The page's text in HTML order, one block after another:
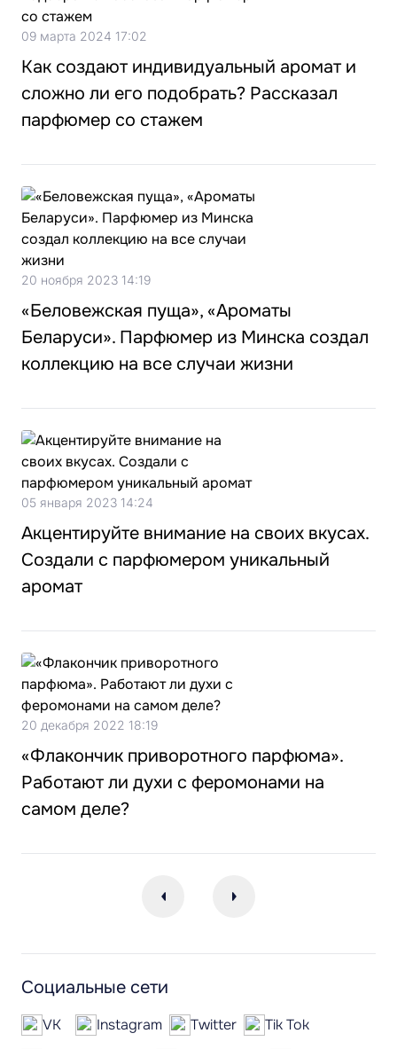
09 марта 2024 17:02
Как создают индивидуальный аромат и
сложно ли его подобрать? Рассказал
парфюмер со стажем
20 ноября 2023 14:19
«Беловежская пуща», «Ароматы
Беларуси». Парфюмер из Минска создал
коллекцию на все случаи жизни
05 января 2023 14:24
Акцентируйте внимание на своих вкусах.
Создали с парфюмером уникальный
аромат
20 декабря 2022 18:19
«Флакончик приворотного парфюма».
Работают ли духи с феромонами на
самом деле?
Социальные сети
VK Instagram Twitter
Tik Tok